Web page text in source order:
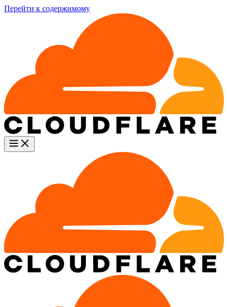
Перейти к содержимому